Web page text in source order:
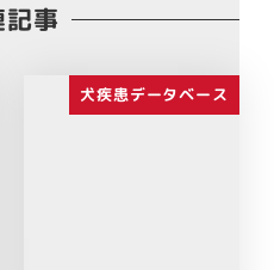
事
犬疾患データベース